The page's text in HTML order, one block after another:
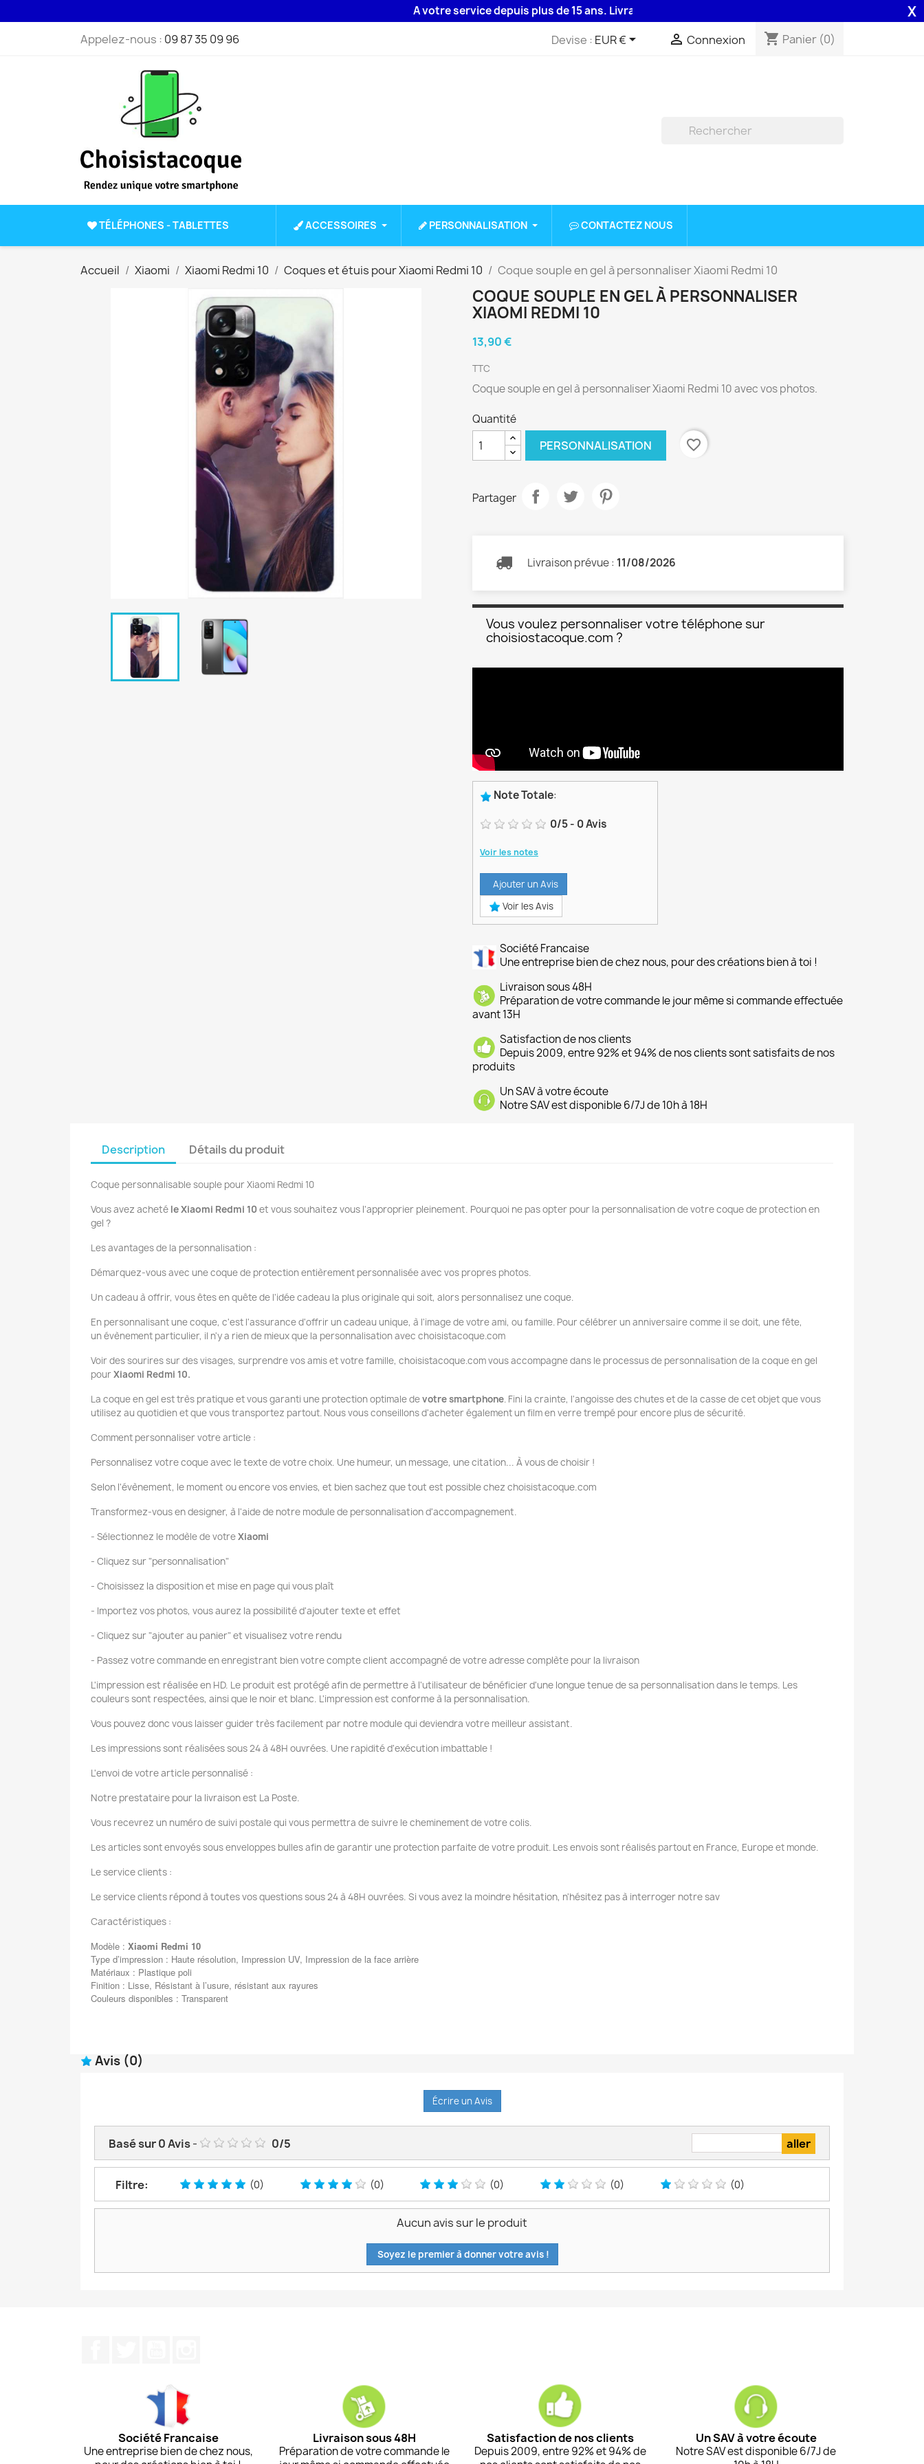
A votre service depuis plus de 15 ans. Livraison 48H assurée par la Poste . X
Appelez-nous : 09 87 35 09 96 Devise : EUR €  Connexion shopping_cart Panier (0)
TÉLÉPHONES - TABLETTES ACCESSOIRES PERSONNALISATION CONTACTEZ NOUS
Accueil Xiaomi Xiaomi Redmi 10 Coques et étuis pour Xiaomi Redmi 10 Coque souple en gel à personnaliser Xiaomi Redmi 10
COQUE SOUPLE EN GEL À PERSONNALISER
XIAOMI REDMI 10
13,90 €
TTC
Coque souple en gel à personnaliser Xiaomi Redmi 10 avec vos photos.
Quantité
PERSONNALISATION favorite_border
Partager
Livraison prévue : 11/08/2026
Vous voulez personnaliser votre téléphone sur
choisiostacoque.com ?
Note Totale:
0/5- 0Avis
Voir les notes
Ajouter un Avis
Voir les Avis
Société Francaise
Une entreprise bien de chez nous, pour des créations bien à toi !
Livraison sous 48H
Préparation de votre commande le jour même si commande effectuée
avant 13H
Satisfaction de nos clients
Depuis 2009, entre 92% et 94% de nos clients sont satisfaits de nos
produits
Un SAV à votre écoute
Notre SAV est disponible 6/7J de 10h à 18H
Description Détails du produit
Coque personnalisable souple pour Xiaomi Redmi 10
Vous avez acheté le Xiaomi Redmi 10 et vous souhaitez vous l'approprier pleinement. Pourquoi ne pas opter pour la personnalisation de votre coque de protection en
gel ?
Les avantages de la personnalisation :
Démarquez-vous avec une coque de protection entièrement personnalisée avec vos propres photos.
Un cadeau à offrir, vous êtes en quête de l'idée cadeau la plus originale qui soit, alors personnalisez une coque.
En personnalisant une coque, c'est l'assurance d'offrir un cadeau unique, à l'image de votre ami, ou famille. Pour célébrer un anniversaire comme il se doit, une fête,
un évènement particulier, il n'y a rien de mieux que la personnalisation avec choisistacoque.com
Voir des sourires sur des visages, surprendre vos amis et votre famille, choisistacoque.com vous accompagne dans le processus de personnalisation de la coque en gel
pour Xiaomi Redmi 10.
La coque en gel est très pratique et vous garanti une protection optimale devotre smartphone. Fini la crainte, l'angoisse des chutes et de la casse de cet objet que vous
utilisez au quotidien et que vous transportez partout. Nous vous conseillons d'acheter également un film en verre trempé pour encore plus de sécurité.
Comment personnaliser votre article :
Personnalisez votre coque avec le texte de votre choix. Une humeur, un message, une citation... À vous de choisir !
Selon l'évènement, le moment ou encore vos envies, et bien sachez que tout est possible chez choisistacoque.com
Transformez-vous en designer, à l'aide de notre module de personnalisation d'accompagnement.
- Sélectionnez le modèle de votreXiaomi
- Cliquez sur "personnalisation"
- Choisissez la disposition et mise en page qui vous plaît
- Importez vos photos, vous aurez la possibilité d'ajouter texte et effet
- Cliquez sur "ajouter au panier" et visualisez votre rendu
- Passez votre commande en enregistrant bien votre compte client accompagné de votre adresse complète pour la livraison
L'impression est réalisée en HD. Le produit est protégé afin de permettre à l'utilisateur de bénéficier d'une longue tenue de sa personnalisation dans le temps. Les
couleurs sont respectées, ainsi que le noir et blanc. L'impression est conforme à la personnalisation.
Vous pouvez donc vous laisser guider très facilement par notre module qui deviendra votre meilleur assistant.
Les impressions sont réalisées sous 24 à 48H ouvrées. Une rapidité d'exécution imbattable !
L'envoi de votre article personnalisé :
Notre prestataire pour la livraison est La Poste.
Vous recevrez un numéro de suivi postale qui vous permettra de suivre le cheminement de votre colis.
Les articles sont envoyés sous enveloppes bulles afin de garantir une protection parfaite de votre produit. Les envois sont réalisés partout en France, Europe et monde.
Le service clients :
Le service clients répond à toutes vos questions sous 24 à 48H ouvrées. Si vous avez la moindre hésitation, n'hésitez pas à interroger notre sav
Caractéristiques :
Modèle : Xiaomi Redmi 10
Type d’impression : Haute résolution, Impression UV, Impression de la face arrière
Matériaux : Plastique poli
Finition : Lisse, Résistant à l’usure, résistant aux rayures
Couleurs disponibles : Transparent
Avis (0)
Écrire un Avis
Basé sur0Avis- 0/5
Filtre: (0) (0) (0) (0) (0)
Aucun avis sur le produit
Soyez le premier à donner votre avis !
Société Francaise
Une entreprise bien de chez nous,
Livraison sous 48H
Préparation de votre commande le
Satisfaction de nos clients
Depuis 2009, entre 92% et 94% de
Un SAV à votre écoute
Notre SAV est disponible 6/7J de